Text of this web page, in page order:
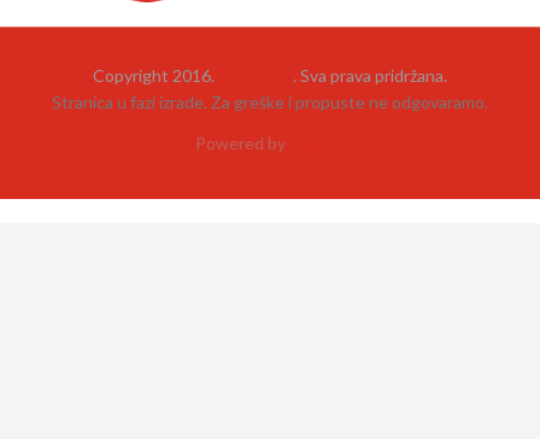
Copyright 2016.
. Sva prava pridržana.
Stranica u fazi izrade. Za greške i propuste ne odgovaramo.
Powered by